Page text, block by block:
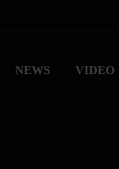
NEWS VIDEO